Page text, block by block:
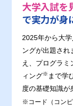
大学入試を
で実力が身
2025年から大
ングが出題され
え、プログラ
ィング※ まで学
度の基礎知識が
※コード（コン